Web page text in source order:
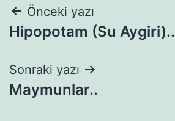
Yazı
gezinmesi
Önceki yazı
Hipopotam (Su Aygiri)..
Sonraki yazı
Maymunlar..